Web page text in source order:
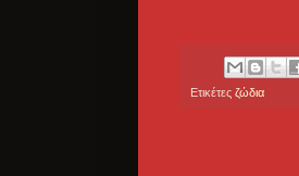
Ετικέτες ζώδια